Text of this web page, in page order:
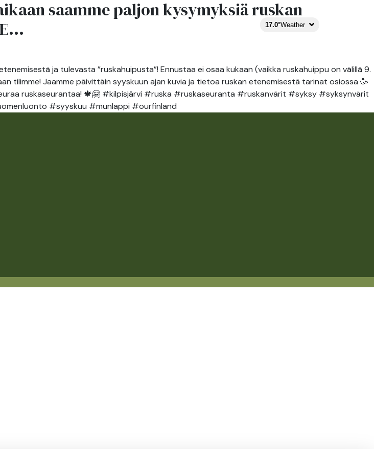
ATTRACTIONS
TRAIL
17.0°Weather
saamme paljon kysymyksiä ruskan
ja tulevasta ”ruskahuipusta”! Ennustaa ei osaa kukaan (vaikka ruskahuippu on välillä 9.
tilimme! Jaamme päivittäin syyskuun ajan kuvia ja tietoa ruskan etenemisestä tarinat osiossa 🥳
ruskaseurantaa! 🍁🤗 #kilpisjärvi #ruska #ruskaseuranta #ruskanvärit #syksy #syksynvärit
#syyskuu #munlappi #ourfinland